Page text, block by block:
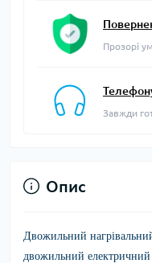
Прозорі
Завжди
Опис
Двожильний
двожильний електричний